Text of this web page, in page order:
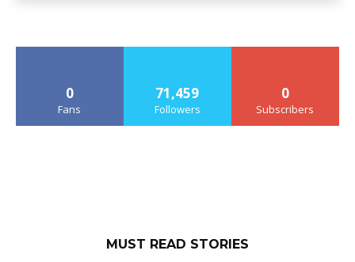
0
Fans
71,459
Followers
0
Subscribers
MUST READ STORIES